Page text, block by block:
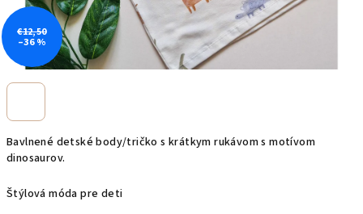
Bavlnené detské body/tričko s krátkym rukávom s motívom
dinosaurov.
Štýlová móda pre deti
€12,50
–36 %